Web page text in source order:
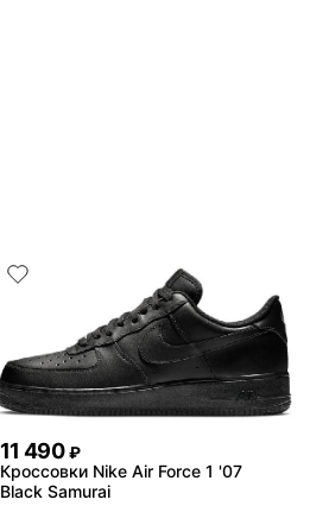
11 490 ₽
Кроссовки Nike Air Force 1 '07
Black Samurai